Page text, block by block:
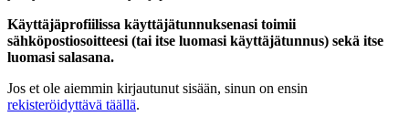
Käyttäjäprofiilissa käyttäjätunnuksenasi toimii
sähköpostiosoitteesi (tai itse luomasi käyttäjätunnus) sekä itse
luomasi salasana.
Jos et ole aiemmin kirjautunut sisään, sinun on ensin
rekisteröidyttävä täällä.